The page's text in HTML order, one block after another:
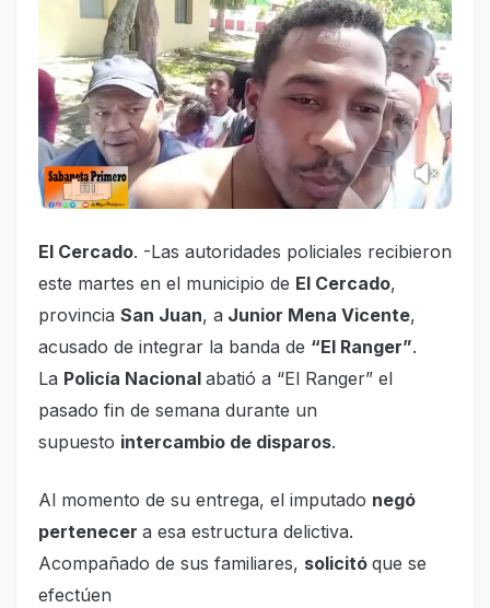
El Cercado. -Las autoridades policiales recibieron
este martes en el municipio de El Cercado,
provincia San Juan, a Junior Mena Vicente,
acusado de integrar la banda de “El Ranger”.
La Policía Nacional abatió a “El Ranger” el
pasado fin de semana durante un
supuesto intercambio de disparos.
Al momento de su entrega, el imputado negó
pertenecer a esa estructura delictiva.
Acompañado de sus familiares, solicitó que se
efectúen